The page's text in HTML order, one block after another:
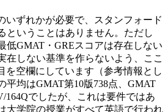
いずれかが必要で、スタンフォード
ということはありません。ただし
低GMAT・GREスコアは存在しない
在しない基準を作らないよう、ここ
を空欄にしています（参考情報とし
平均はGMAT第10版738点、GMAT
164Qでしたが、これは要件ではあ
大学院の授業がすべて英語で行われ